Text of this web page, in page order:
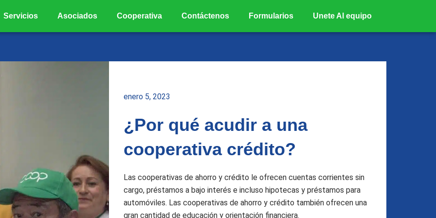
Servicios Asociados Cooperativa Contáctenos Formularios Unete Al equipo
enero 5, 2023
¿Por qué acudir a una
cooperativa crédito?
Las cooperativas de ahorro y crédito le ofrecen cuentas corrientes sin
cargo, préstamos a bajo interés e incluso hipotecas y préstamos para
automóviles. Las cooperativas de ahorro y crédito también ofrecen una
gran cantidad de educación y orientación financiera.